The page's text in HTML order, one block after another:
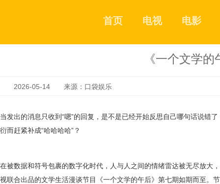
首页 电视 电影
《一个文学
2026-05-14 来源：口袋娱乐
当发出的消息只收到“嗯”的回复，是不是已经开始反思自己哪句话说错
衍而赶紧补成“哈哈哈哈” ？
在被数据和符号包裹的数字化时代，人与人之间的情绪雷达被无尽放大
视联合出品的文学生活漫谈节目《一个文学的午后》第七期如期而至。